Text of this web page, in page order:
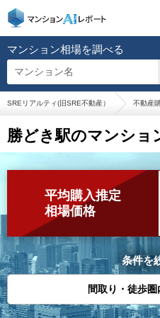
マンション相場を調べる
マンション名
SREリアルティ(旧SRE不動産） 不動産
勝どき駅のマンショ
平均購入推定
相場価格
条件を
間取り・徒歩